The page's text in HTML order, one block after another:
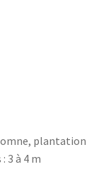
plantation
3 à 4 m